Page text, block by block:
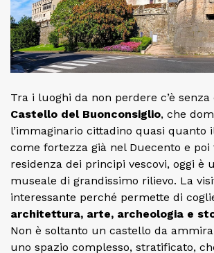
Tra i luoghi da non perdere c’è
Castello del Buonconsiglio, che
l’immaginario cittadino quasi quanto
come fortezza già nel Duecento e
residenza dei principi vescovi, oggi è
museale di grandissimo rilievo. La
interessante perché permette di
architettura, arte, archeologia e
Non è soltanto un castello da
uno spazio complesso, stratificato,